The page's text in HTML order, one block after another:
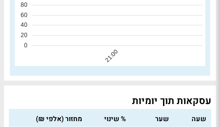
עסקאות תוך יומיות
שעה שער % שינוי
מחזור (אלפי ₪)